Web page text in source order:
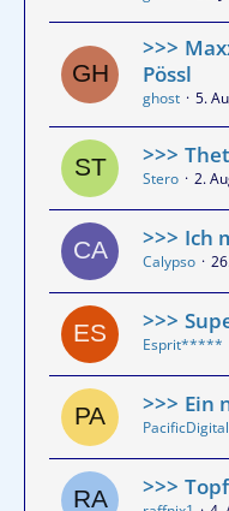
Pössl
ghost 5.
Stero 2.
Ich
Calypso
Esprit*****
Ein
PacificDigital